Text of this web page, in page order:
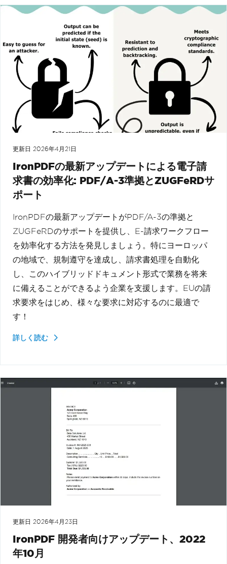
更新日 2026年4月21日
IronPDFの最新アップデートによる電子請
求書の効率化: PDF/A-3準拠とZUGFeRDサ
ポート
IronPDFの最新アップデートがPDF/A-3の準拠と
ZUGFeRDのサポートを提供し、E-請求ワークフロー
を効率化する方法を発見しましょう。特にヨーロッパ
の地域で、規制遵守を達成し、請求書処理を自動化
し、このハイブリッドドキュメント形式で業務を将来
に備えることができるよう企業を支援します。EUの請
求要求をはじめ、様々な要求に対応するのに最適で
す！
詳しく読む
更新日 2026年4月23日
IronPDF 開発者向けアップデート、2022
年10月